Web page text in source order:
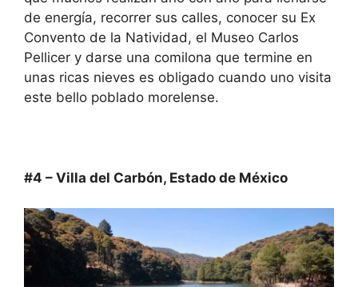
de energía, recorrer sus calles, conocer su Ex
Convento de la Natividad, el Museo Carlos
Pellicer y darse una comilona que termine en
unas ricas nieves es obligado cuando uno visita
este bello poblado morelense.
#4 – Villa del Carbón, Estado de México